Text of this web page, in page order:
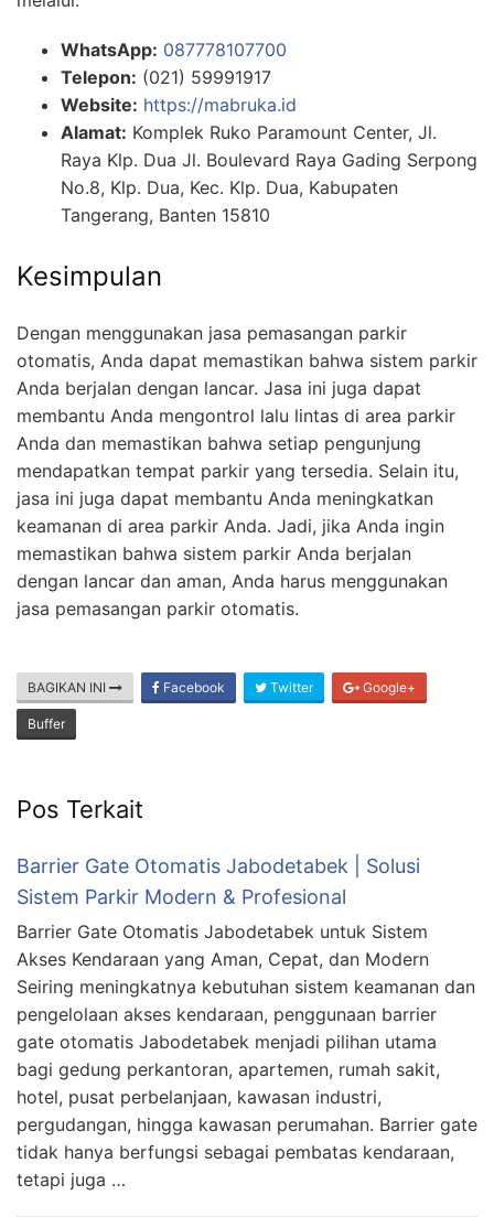
WhatsApp: 087778107700
Telepon: (021) 59991917
Website: https://mabruka.id
Alamat: Komplek Ruko Paramount Center, Jl.
Raya Klp. Dua Jl. Boulevard Raya Gading Serpong
No.8, Klp. Dua, Kec. Klp. Dua, Kabupaten
Tangerang, Banten 15810
Kesimpulan
Dengan menggunakan jasa pemasangan parkir
otomatis, Anda dapat memastikan bahwa sistem parkir
Anda berjalan dengan lancar. Jasa ini juga dapat
membantu Anda mengontrol lalu lintas di area parkir
Anda dan memastikan bahwa setiap pengunjung
mendapatkan tempat parkir yang tersedia. Selain itu,
jasa ini juga dapat membantu Anda meningkatkan
keamanan di area parkir Anda. Jadi, jika Anda ingin
memastikan bahwa sistem parkir Anda berjalan
dengan lancar dan aman, Anda harus menggunakan
jasa pemasangan parkir otomatis.
BAGIKAN INI Facebook Twitter Google+
Buffer
Pos Terkait
Barrier Gate Otomatis Jabodetabek | Solusi
Sistem Parkir Modern & Profesional
Barrier Gate Otomatis Jabodetabek untuk Sistem
Akses Kendaraan yang Aman, Cepat, dan Modern
Seiring meningkatnya kebutuhan sistem keamanan dan
pengelolaan akses kendaraan, penggunaan barrier
gate otomatis Jabodetabek menjadi pilihan utama
bagi gedung perkantoran, apartemen, rumah sakit,
hotel, pusat perbelanjaan, kawasan industri,
pergudangan, hingga kawasan perumahan. Barrier gate
tidak hanya berfungsi sebagai pembatas kendaraan,
tetapi juga …